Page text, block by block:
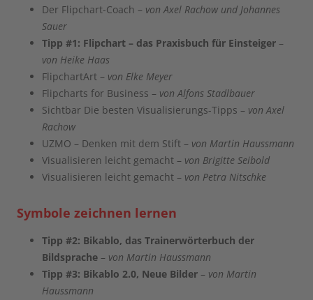
Der Flipchart-Coach – von Axel Rachow und Johannes
Sauer
Tipp #1: Flipchart – das Praxisbuch für Einsteiger –
von Heike Haas
FlipchartArt – von Elke Meyer
Flipcharts for Business – von Alfons Stadlbauer
Sichtbar Die besten Visualisierungs-Tipps – von Axel
Rachow
UZMO – Denken mit dem Stift – von Martin Haussmann
Visualisieren leicht gemacht – von Brigitte Seibold
Visualisieren leicht gemacht – von Petra Nitschke
Symbole zeichnen lernen
Tipp #2: Bikablo, das Trainerwörterbuch der
Bildsprache – von Martin Haussmann
Tipp #3: Bikablo 2.0, Neue Bilder – von Martin
Haussmann